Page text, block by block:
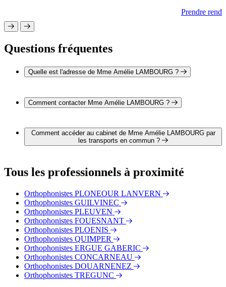
Prendre
Questions fréquentes
Quelle est l'adresse de Mme Amélie LAMBOURG ?
Libellule 29120 PONT L'ABBE
Comment contacter Mme Amélie LAMBOURG ?
téléphone au 02 98 87 18 45.
Comment accéder au cabinet de Mme Amélie LAMBOURG par
les transports en commun ?
proximité des arrêts suivants :
Bus - Pont-L'Abbé, Docteur Guias
Bus - Pont-L'Abbé, Bringall
Tous les professionnels à proximité
Orthophonistes PLONEOUR LANVERN
Orthophonistes GUILVINEC
Orthophonistes PLEUVEN
Orthophonistes FOUESNANT
Orthophonistes PLOENIS
Orthophonistes QUIMPER
Orthophonistes ERGUE GABERIC
Orthophonistes CONCARNEAU
Orthophonistes DOUARNENEZ
Orthophonistes TREGUNC